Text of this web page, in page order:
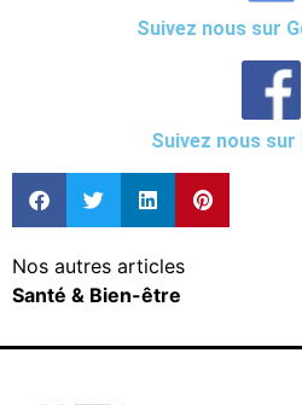
Suivez nous sur
Suivez nous sur
Nos autres articles
Santé & Bien-être